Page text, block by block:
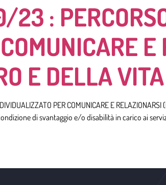
:
E DELLA
PER COMUNICARE E RELAZIONARSI
di svantaggio e/o disabilità in carico ai